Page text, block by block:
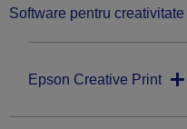
Software pentru creativitate
Epson Creative Print